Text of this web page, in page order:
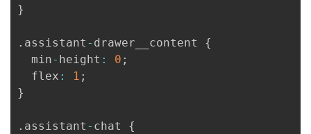
}
. assistant - drawer__content {
  min
- height : 0 ;
  flex
: 1 ;
}
. assistant - chat {